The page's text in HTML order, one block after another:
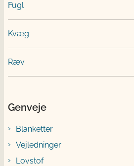
Fugl
Kvæg
Ræv
Genveje
Blanketter
Vejledninger
Lovstof